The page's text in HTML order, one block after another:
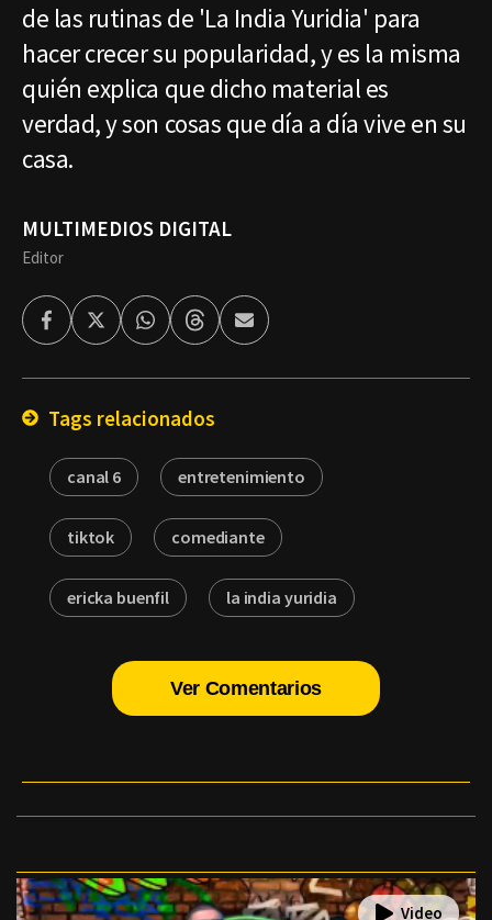
de las rutinas de 'La India Yuridia' para
hacer crecer su popularidad, y es la misma
quién explica que dicho material es
verdad, y son cosas que día a día vive en su
casa.
MULTIMEDIOS DIGITAL
Editor
FacebookTwitterWhatsappThreadsEnviar
por
Tags relacionados
canal 6 entretenimiento
tiktok comediante
ericka buenfil la india yuridia
Ver Comentarios